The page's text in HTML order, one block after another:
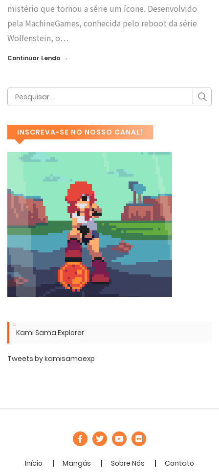
mistério que tornou a série um ícone. Desenvolvido
pela MachineGames, conhecida pelo reboot da série
Wolfenstein, o…
Continuar Lendo →
INSCREVA-SE NO NOSSO CANAL!
Kami Sama Explorer
Tweets by kamisamaexp
Início Mangás Sobre Nós Contato